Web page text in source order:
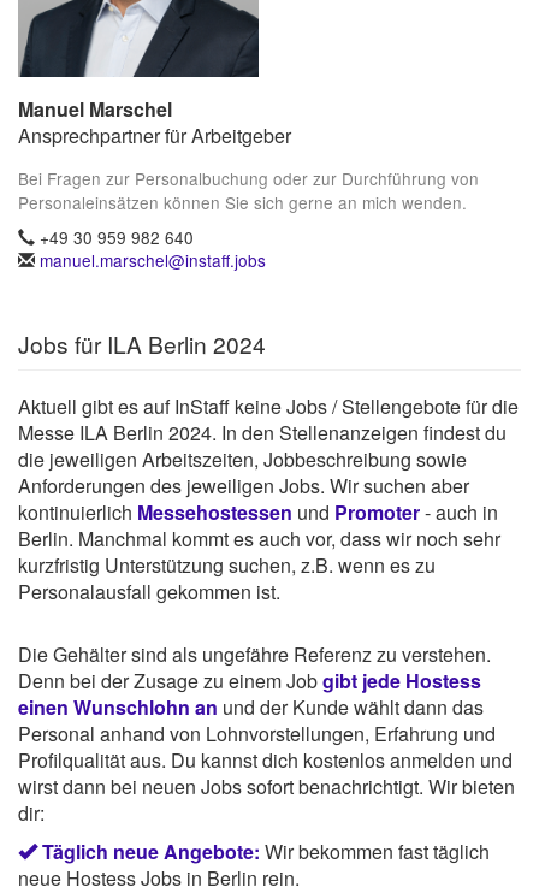
Manuel Marschel
Ansprechpartner für Arbeitgeber
Bei Fragen zur Personalbuchung oder zur Durchführung von
Personaleinsätzen können Sie sich gerne an mich wenden.
+49 30 959 982 640
manuel.marschel@instaff.jobs
Jobs für ILA Berlin 2024
Aktuell gibt es auf InStaff keine Jobs / Stellengebote für die
Messe ILA Berlin 2024. In den Stellenanzeigen findest du
die jeweiligen Arbeitszeiten, Jobbeschreibung sowie
Anforderungen des jeweiligen Jobs. Wir suchen aber
kontinuierlich Messehostessen und Promoter- auch in
Berlin. Manchmal kommt es auch vor, dass wir noch sehr
kurzfristig Unterstützung suchen, z.B. wenn es zu
Personalausfall gekommen ist.
Die Gehälter sind als ungefähre Referenz zu verstehen.
Denn bei der Zusage zu einem Jobgibt jede Hostess
einen Wunschlohn an und der Kunde wählt dann das
Personal anhand von Lohnvorstellungen, Erfahrung und
Profilqualität aus. Du kannst dich kostenlos anmelden und
wirst dann bei neuen Jobs sofort benachrichtigt. Wir bieten
dir:
Täglich neue Angebote: Wir bekommen fast täglich
neue Hostess Jobs in Berlin rein.